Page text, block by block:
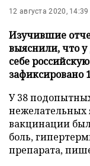
12 августа 2020, 14:39
Изучившие
выяснили, что
себе
зафиксировано
У 38
нежелательных
вакцинации
боль,
препарата,